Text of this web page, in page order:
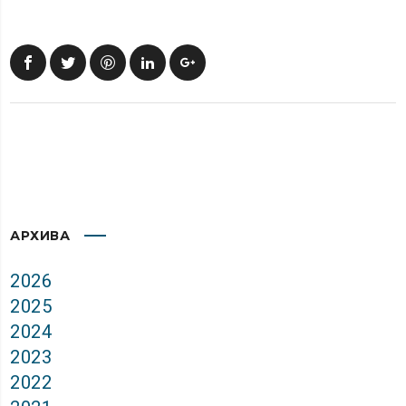
АРХИВА
2026
2025
2024
2023
2022